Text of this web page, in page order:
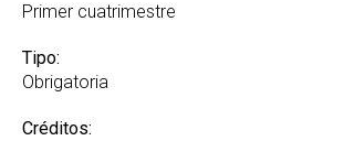
Primer cuatrimestre
Tipo:
Obrigatoria
Créditos: